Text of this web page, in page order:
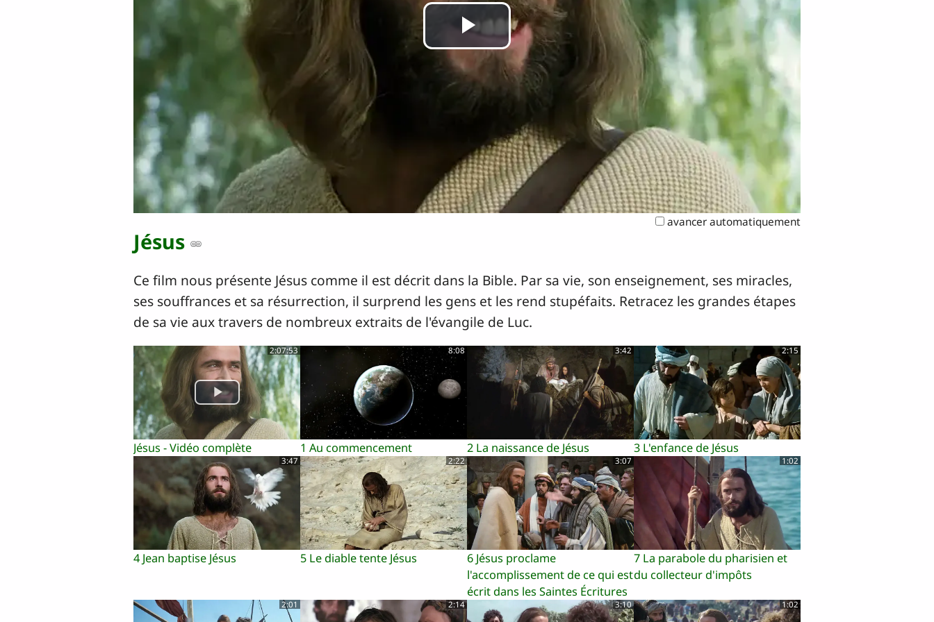
Lire
la
vidéo
avancer automatiquement
Jésus
Ce film nous présente Jésus comme il est décrit dans la Bible. Par sa vie, son enseignement, ses miracles,
ses souffrances et sa résurrection, il surprend les gens et les rend stupéfaits. Retracez les grandes étapes
de sa vie aux travers de nombreux extraits de l'évangile de Luc.
2:07:53
Jésus - Vidéo complète
8:08
1 Au commencement
3:42
2 La naissance de Jésus
2:15
3 L'enfance de Jésus
3:47
4 Jean baptise Jésus
2:22
5 Le diable tente Jésus
3:07
6 Jésus proclame
l'accomplissement de ce qui est
écrit dans les Saintes Écritures
1:02
7 La parabole du pharisien et
du collecteur d'impôts
2:01 2:14 3:10 1:02